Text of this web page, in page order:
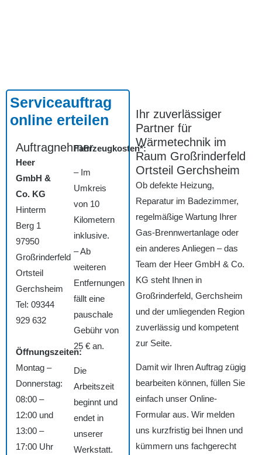
Serviceauftrag
online erteilen
Auftragnehmer
Heer
GmbH &
Co. KG
Hinterm
Berg 1
97950
Großrinderfeld
Ortsteil
Gerchsheim
Tel: 09344
929 632
Öffnungszeiten:
Montag –
Donnerstag:
08:00 –
12:00 und
13:00 –
17:00 Uhr
Fahrzeugkosten*:
– Im
Umkreis
von 10
Kilometern
inklusive.
– Ab
weiteren
Entfernungen
fällt eine
pauschale
Gebühr von
25 € an.
Die
Arbeitszeit
beginnt und
endet in
unserer
Werkstatt.
Ihr zuverlässiger
Partner für
Wärmetechnik im
Raum Großrinderfeld
Ortsteil Gerchsheim
Ob defekte Heizung,
Reparatur im Badezimmer,
regelmäßige Wartung Ihrer
Gas-Brennwertanlage oder
ein anderes Anliegen – das
Team der Heer GmbH & Co.
KG steht Ihnen in
Großrinderfeld, Gerchsheim
und der umliegenden Region
zuverlässig und kompetent
zur Seite.
Damit wir Ihren Auftrag zügig
bearbeiten können, füllen Sie
einfach unser Online-
Formular aus. Wir melden
uns kurzfristig bei Ihnen und
kümmern uns fachgerecht